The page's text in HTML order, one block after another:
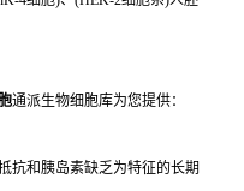
通派生物细胞库为您提供：
抗和胰岛素缺乏为特征的长期